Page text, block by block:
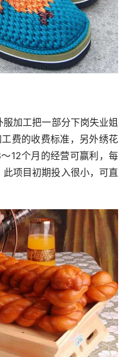
加工把一部分下岗失业姐
费的收费标准，另外绣花
12个月的经营可赢利，每
项目初期投入很小，可直